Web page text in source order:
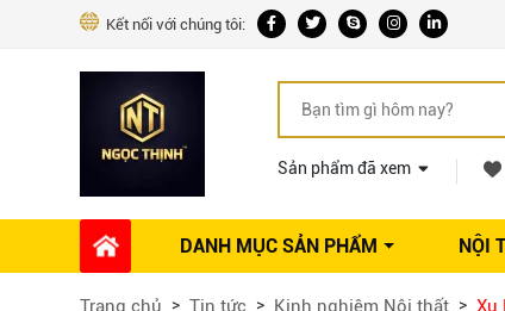
Kết nối với chúng tôi:
Sản phẩm đã xem
DANH MỤC SẢN PHẨM
Phụ kiện Nội thất
NỘI
Dự án thi công
Trang chủ Tin tức Kinh nghiệm Nội thất Xu